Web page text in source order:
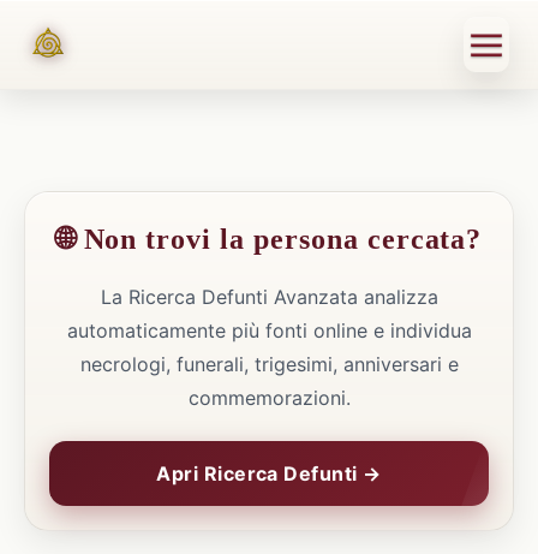
🌐 Non trovi la persona cercata?
La Ricerca Defunti Avanzata analizza
automaticamente più fonti online e individua
necrologi, funerali, trigesimi, anniversari e
commemorazioni.
Apri Ricerca Defunti →